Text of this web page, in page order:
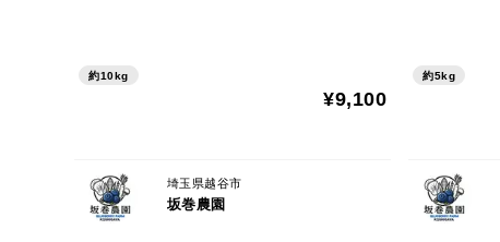
約10kg
¥9,100
埼玉県越谷市
坂巻農園
約5kg